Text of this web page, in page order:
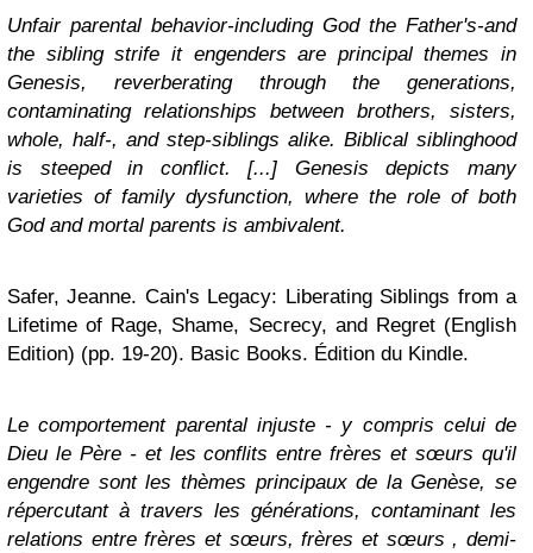
Unfair parental behavior-including God the Father's-and
the sibling strife it engenders are principal themes in
Genesis, reverberating through the generations,
contaminating relationships between brothers, sisters,
whole, half-, and step-siblings alike. Biblical siblinghood
is steeped in conflict. [...] Genesis depicts many
varieties of family dysfunction, where the role of both
God and mortal parents is ambivalent.
Safer, Jeanne. Cain's Legacy: Liberating Siblings from a
Lifetime of Rage, Shame, Secrecy, and Regret (English
Edition) (pp. 19-20). Basic Books. Édition du Kindle.
Le comportement parental injuste - y compris celui de
Dieu le Père - et les conflits entre frères et sœurs qu'il
engendre sont les thèmes principaux de la Genèse, se
répercutant à travers les générations, contaminant les
relations entre frères et sœurs, frères et sœurs , demi-